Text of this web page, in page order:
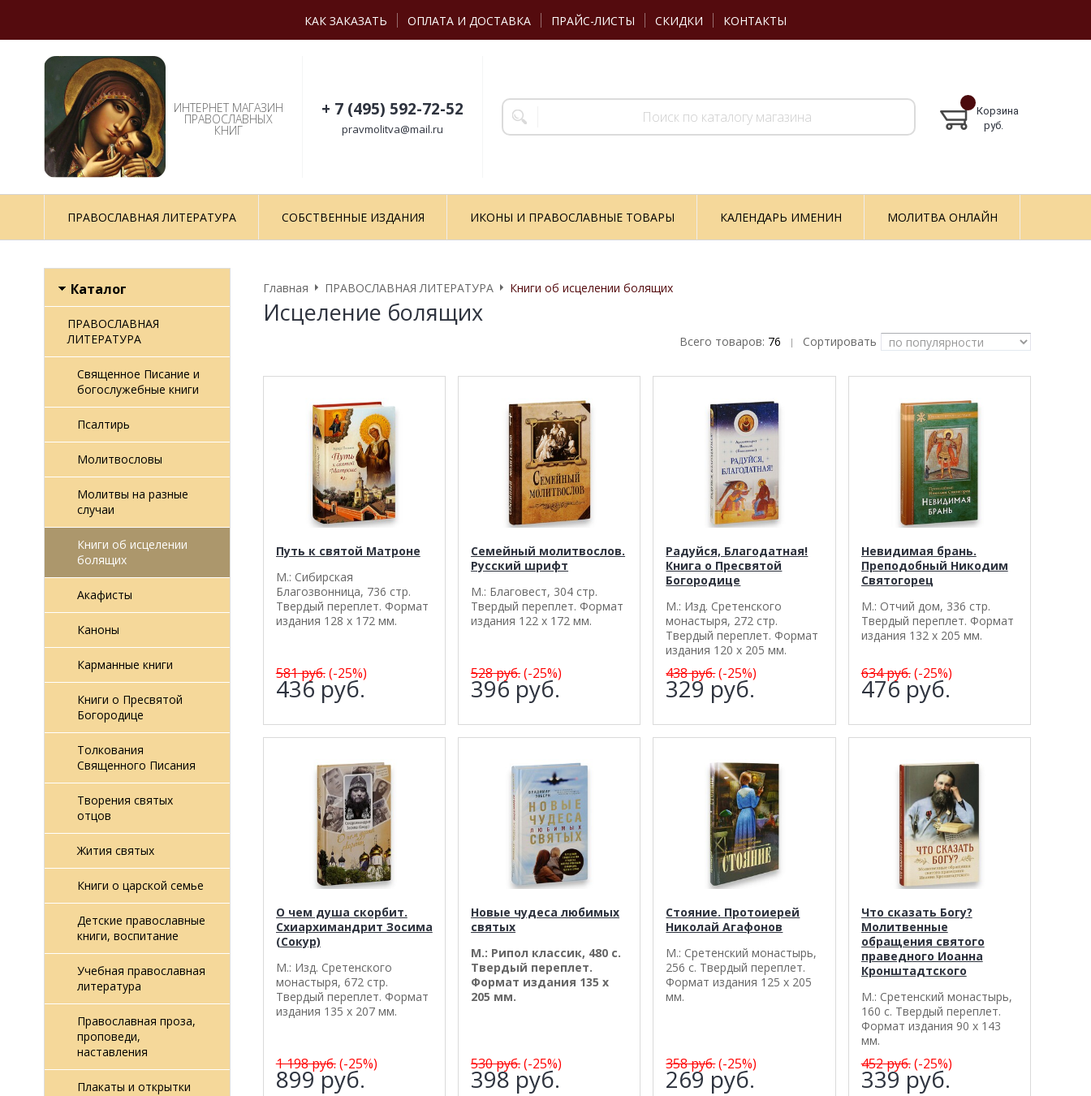
КАК ЗАКАЗАТЬ ОПЛАТА И ДОСТАВКА ПРАЙС-ЛИСТЫ СКИДКИ КОНТАКТЫ
ИНТЕРНЕТ МАГАЗИН
ПРАВОСЛАВНЫХ
КНИГ
+ 7 (495) 592-72-52
pravmolitva@mail.ru
Корзина
руб.
ПРАВОСЛАВНАЯ ЛИТЕРАТУРА СОБСТВЕННЫЕ ИЗДАНИЯ ИКОНЫ И ПРАВОСЛАВНЫЕ ТОВАРЫ КАЛЕНДАРЬ ИМЕНИН МОЛИТВА ОНЛАЙН
Каталог
ПРАВОСЛАВНАЯ
ЛИТЕРАТУРА
Священное Писание и
богослужебные книги
Псалтирь
Молитвословы
Молитвы на разные
случаи
Книги об исцелении
болящих
Акафисты
Каноны
Карманные книги
Книги о Пресвятой
Богородице
Толкования
Священного Писания
Творения святых
отцов
Жития святых
Книги о царской семье
Детские православные
книги, воспитание
Учебная православная
литература
Православная проза,
проповеди,
наставления
Плакаты и открытки
Главная ПРАВОСЛАВНАЯ ЛИТЕРАТУРА Книги об исцелении болящих
Исцеление болящих
Всего товаров: 76 | Сортировать
Путь к святой Матроне
М.: Сибирская
Благозвонница, 736 стр.
Твердый переплет. Формат
издания 128 х 172 мм.
581руб.(-25%)
436руб.
Семейный молитвослов.
Русский шрифт
М.: Благовест, 304 стр.
Твердый переплет. Формат
издания 122 х 172 мм.
528руб.(-25%)
396руб.
Радуйся, Благодатная!
Книга о Пресвятой
Богородице
М.: Изд. Сретенского
монастыря, 272 стр.
Твердый переплет. Формат
издания 120 х 205 мм.
438руб.(-25%)
329руб.
Невидимая брань.
Преподобный Никодим
Святогорец
М.: Отчий дом, 336 стр.
Твердый переплет. Формат
издания 132 х 205 мм.
634руб.(-25%)
476руб.
О чем душа скорбит.
Схиархимандрит Зосима
(Сокур)
М.: Изд. Сретенского
монастыря, 672 стр.
Твердый переплет. Формат
издания 135 х 207 мм.
1 198руб.(-25%)
899руб.
Новые чудеса любимых
святых
М.: Рипол классик, 480 с.
Твердый переплет.
Формат издания 135 х
205 мм.
530руб.(-25%)
398руб.
Стояние. Протоиерей
Николай Агафонов
М.: Сретенский монастырь,
256 с. Твердый переплет.
Формат издания 125 х 205
мм.
358руб.(-25%)
269руб.
Что сказать Богу?
Молитвенные
обращения святого
праведного Иоанна
Кронштадтского
М.: Сретенский монастырь,
160 с. Твердый переплет.
Формат издания 90 х 143
мм.
452руб.(-25%)
339руб.